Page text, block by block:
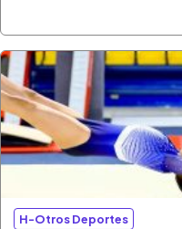
H-Otros Deportes